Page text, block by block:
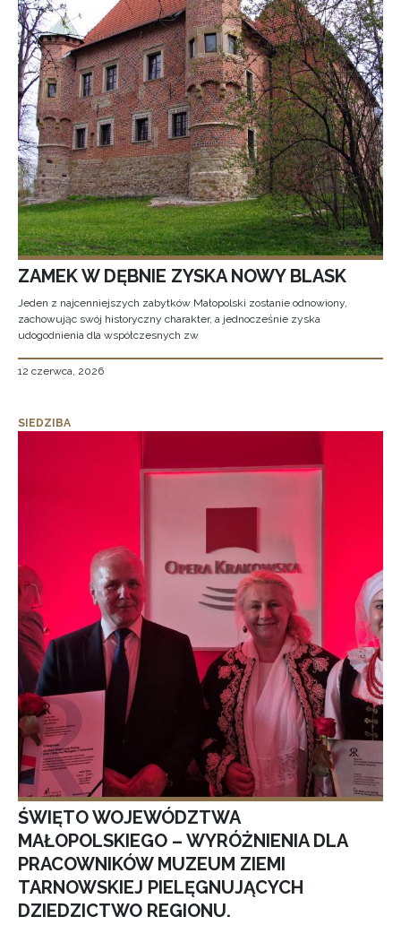
ZAMEK W DĘBNIE ZYSKA NOWY BLASK
Jeden z najcenniejszych zabytków Małopolski zostanie odnowiony,
zachowując swój historyczny charakter, a jednocześnie zyska
udogodnienia dla współczesnych zw
12 czerwca, 2026
SIEDZIBA
ŚWIĘTO WOJEWÓDZTWA
MAŁOPOLSKIEGO – WYRÓŻNIENIA DLA
PRACOWNIKÓW MUZEUM ZIEMI
TARNOWSKIEJ PIELĘGNUJĄCYCH
DZIEDZICTWO REGIONU.